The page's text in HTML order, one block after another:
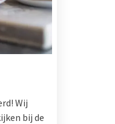
Wij
bij de